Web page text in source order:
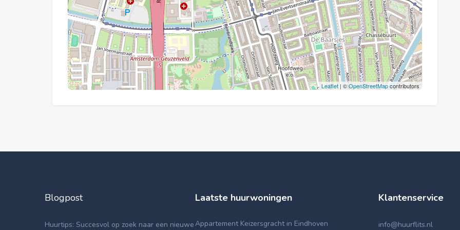
Leaflet | ©OpenStreetMapcontributors
Blogpost
Huurtips: Succesvol op zoek naar een nieuwe
Laatste huurwoningen
Appartement Keizersgracht in Eindhoven
Klantenservice
info@huurflits.nl